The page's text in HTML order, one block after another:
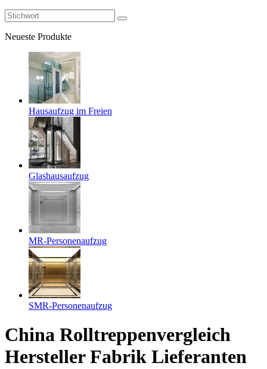
Neueste Produkte
Hausaufzug im Freien
Glashausaufzug
MR-Personenaufzug
SMR-Personenaufzug
China Rolltreppenvergleich
Hersteller Fabrik Lieferanten